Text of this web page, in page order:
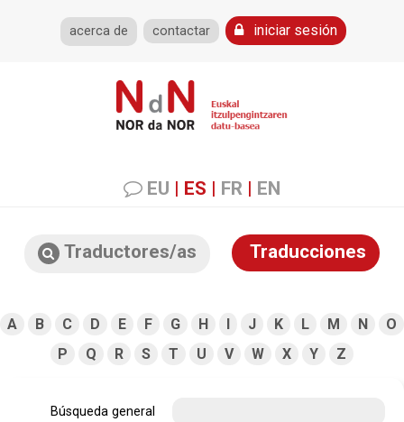
acerca de contactar iniciar sesión
EU | ES | FR | EN
Traductores/as Traducciones
A B C D E F G H I J K L M N
O
P
Q R S T U V W X Y Z
Búsqueda general